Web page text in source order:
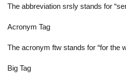
The abbreviation srsly stands for
Acronym Tag
The acronym ftw stands for “for the
Big Tag